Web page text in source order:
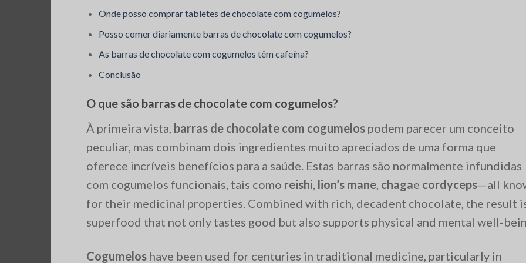
Onde posso comprar tabletes de chocolate com cogumelos?
Posso comer diariamente barras de chocolate com cogumelos?
As barras de chocolate com cogumelos têm cafeína?
Conclusão
O que são barras de chocolate com cogumelos?
À primeira vista, barras de chocolate com cogumelos podem parecer um conceito
peculiar, mas combinam dois ingredientes muito apreciados de uma forma que
oferece incríveis benefícios para a saúde. Estas barras são normalmente infundidas
com cogumelos funcionais, tais como reishi lion’s mane chagae cordyceps—all
for their medicinal properties. Combined with rich, decadent chocolate, the result
superfood that not only tastes good but also supports physical and mental well-
Cogumelos have been used for centuries in traditional medicine, particularly in